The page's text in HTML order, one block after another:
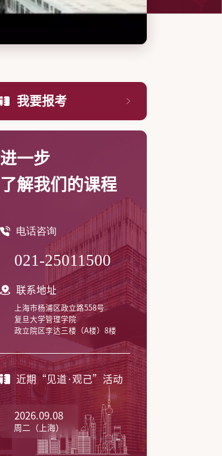
我要报考
进一步
了解我们的课程
电话咨询
021-25011500
联系地址
上海市杨浦区政立路558号
复旦大学管理学院
政立院区李达三楼（A楼）8楼
近期“见道·观己”活动
2026.09.08
周二（上海）